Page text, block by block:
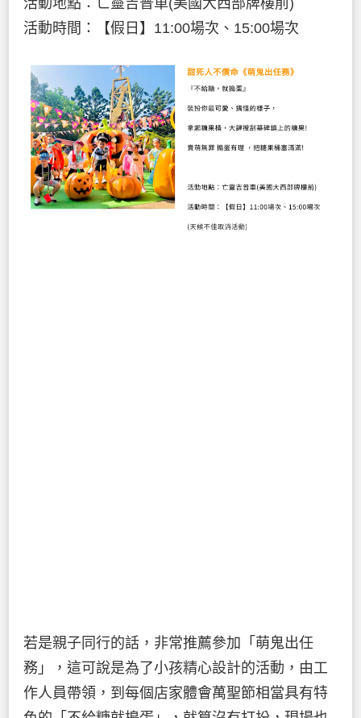
活動時間：【假日】11:00場次、15:00場次
若是親子同行的話，非常推薦參加「萌鬼出任
務」，這可說是為了小孩精心設計的活動，由工
作人員帶領，到每個店家體會萬聖節相當具有特